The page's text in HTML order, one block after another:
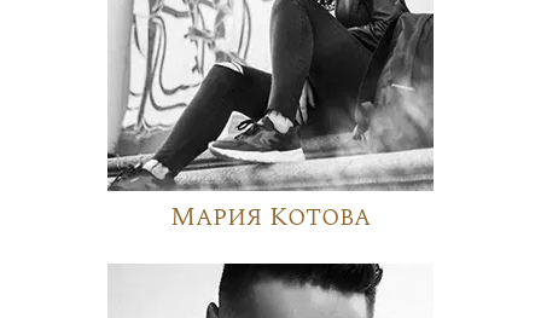
Мария Котова